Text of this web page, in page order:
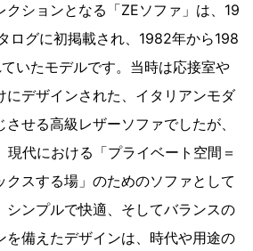
クションとなる「ZEソファ」は、19
ログに初掲載され、1982年から198
いたモデルです。当時は応接室や
にデザインされた、イタリアンモダ
せる高級レザーソファでしたが、
代における「プライベート空間＝
クスする場」のためのソファとして
シンプルで快適、そしてバランスの
を備えたデザインは、時代や用途の